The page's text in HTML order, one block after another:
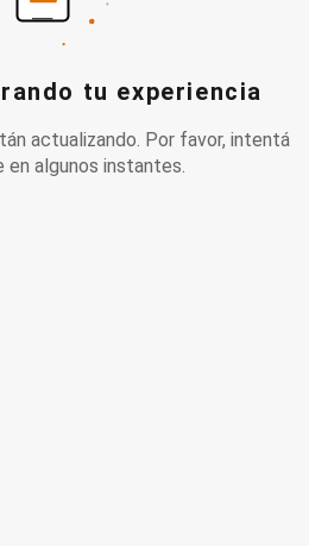
tu experiencia
actualizando. Por favor, intentá
en algunos instantes.